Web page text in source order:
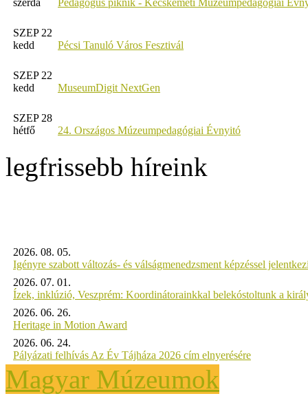
SZEP 22
kedd
Pécsi Tanuló Város Fesztivál
SZEP 22
kedd
MuseumDigit NextGen
SZEP 28
hétfő
24. Országos Múzeumpedagógiai Évnyitó
legfrissebb híreink
2026. 08. 05.
Igényre szabott változás- és válságmenedzsment képzéssel
2026. 07. 01.
Ízek, inklúzió, Veszprém: Koordinátorainkkal belekóstoltunk a
2026. 06. 26.
Heritage in Motion Award
2026. 06. 24.
Pályázati felhívás Az Év Tájháza 2026 cím elnyerésére
Magyar Múzeumok